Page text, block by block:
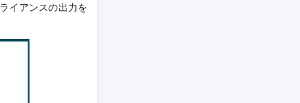
イアンスの出力を